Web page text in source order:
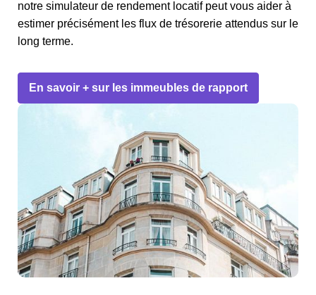
notre simulateur de rendement locatif peut vous aider à
estimer précisément les flux de trésorerie attendus sur le
long terme.
En savoir + sur les immeubles de rapport